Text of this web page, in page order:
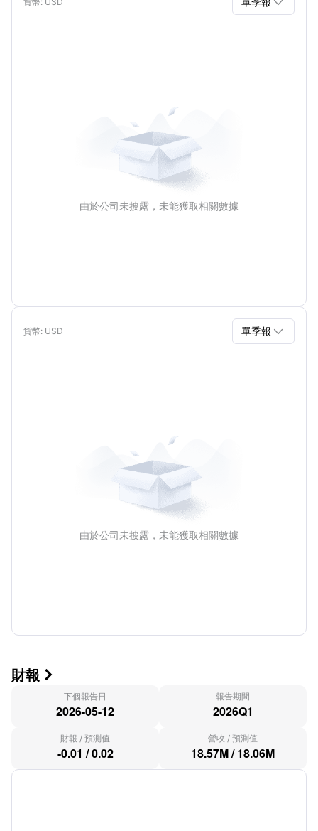
由於公司未披露，未能獲取相關數據
貨幣: USD 單季報 
由於公司未披露，未能獲取相關數據
財報 
下個報告日
2026-05-12
報告期間
2026Q1
財報 / 預測值
-0.01 /0.02
營收 / 預測值
18.57M/ 18.06M